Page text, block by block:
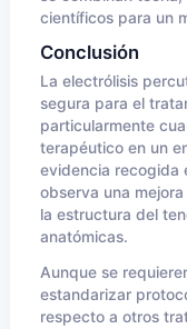
científicos para un
Conclusión
La electrólisis
segura para el
particularmente
terapéutico en un
evidencia recogida
observa una
la estructura del
anatómicas.
Aunque se
estandarizar
respecto a otros